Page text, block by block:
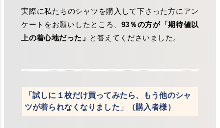
実際に私たちのシャツを購入して下さった方にアン
ケートをお願いしたところ、 93％の方が「期待値以
上の着心地だった」 と答えてくださいました。
「試しに１枚だけ買ってみたら、もう他のシャ
ツが着られなくなりました」（購入者様）